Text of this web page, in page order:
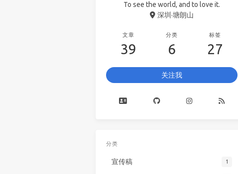
To see the world, and to love it.
深圳·塘朗山
文章
39
分类
6
标签
27
关注我
分类
宣传稿 1